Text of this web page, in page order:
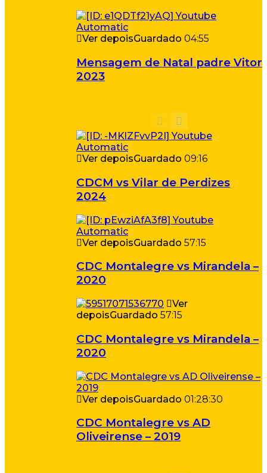
Ver depoisGuardado 04:55
Mensagem de Natal padre Vitor
2023
Ver depoisGuardado 09:16
CDCM vs Vilar de Perdizes
2024
Ver depoisGuardado 57:15
CDC Montalegre vs Mirandela –
2020
Ver
depoisGuardado 57:15
CDC Montalegre vs Mirandela –
2020
Ver depoisGuardado 01:28:30
CDC Montalegre vs AD
Oliveirense – 2019